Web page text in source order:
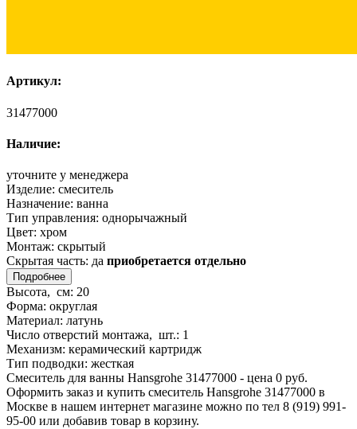
Артикул:
31477000
Наличие:
уточните у менеджера
Изделие: смеситель
Назначение: ванна
Тип управления: однорычажный
Цвет: хром
Монтаж: скрытый
Скрытая часть: да приобретается отдельно
Подробнее
Высота, см: 20
Форма: округлая
Материал: латунь
Число отверстий монтажа, шт.: 1
Механизм: керамический картридж
Тип подводки: жесткая
Смеситель для ванны Hansgrohe 31477000 - цена 0 руб.
Оформить заказ и купить смеситель Hansgrohe 31477000 в
Москве в нашем интернет магазине можно по тел 8 (919) 991-
95-00 или добавив товар в корзину.